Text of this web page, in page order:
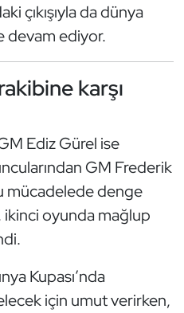
çıkışıyla da dünya
devam ediyor.
karşı
Ediz Gürel ise
GM Frederik
mücadelede denge
oyunda mağlup
Kupası’nda
için umut verirken,